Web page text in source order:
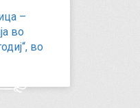
–
во
во